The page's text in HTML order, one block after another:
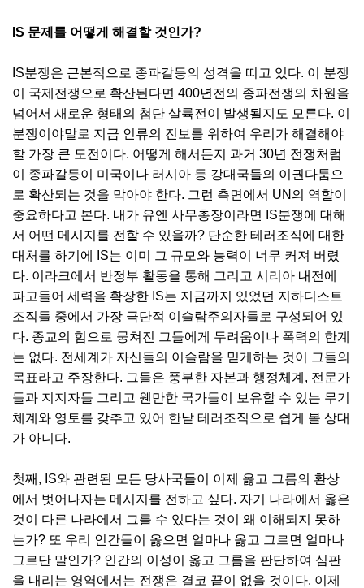
IS 문제를 어떻게 해결할 것인가?
IS분쟁은 근본적으로 종파갈등의 성격을 띠고 있다. 이 분쟁
이 국제전쟁으로 확산된다면 400년전의 종파전쟁의 차원을
넘어서 새로운 형태의 첨단 살륙전이 발생될지도 모른다. 이
분쟁이야말로 지금 인류의 진보를 위하여 우리가 해결해야
할 가장 큰 도전이다. 어떻게 해서든지 과거 30년 전쟁처럼
이 종파갈등이 미국이나 러시아 등 강대국들의 이권다툼으
로 확산되는 것을 막아야 한다. 그런 측면에서 UN의 역할이
중요하다고 본다. 내가 유엔 사무총장이라면 IS분쟁에 대해
서 어떤 메시지를 전할 수 있을까? 단순한 테러조직에 대한
대처를 하기에 IS는 이미 그 규모와 능력이 너무 커져 버렸
다. 이라크에서 반정부 활동을 통해 그리고 시리아 내전에
파고들어 세력을 확장한 IS는 지금까지 있었던 지하디스트
조직들 중에서 가장 극단적 이슬람주의자들로 구성되어 있
다. 종교의 힘으로 뭉쳐진 그들에게 두려움이나 폭력의 한계
는 없다. 전세계가 자신들의 이슬람을 믿게하는 것이 그들의
목표라고 주장한다. 그들은 풍부한 자본과 행정체계, 전문가
들과 지지자들 그리고 웬만한 국가들이 보유할 수 있는 무기
체계와 영토를 갖추고 있어 한낱 테러조직으로 쉽게 볼 상대
가 아니다.
첫째, IS와 관련된 모든 당사국들이 이제 옳고 그름의 환상
에서 벗어나자는 메시지를 전하고 싶다. 자기 나라에서 옳은
것이 다른 나라에서 그를 수 있다는 것이 왜 이해되지 못하
는가? 또 우리 인간들이 옳으면 얼마나 옳고 그르면 얼마나
그르단 말인가? 인간의 이성이 옳고 그름을 판단하여 심판
을 내리는 영역에서는 전쟁은 결코 끝이 없을 것이다. 이제